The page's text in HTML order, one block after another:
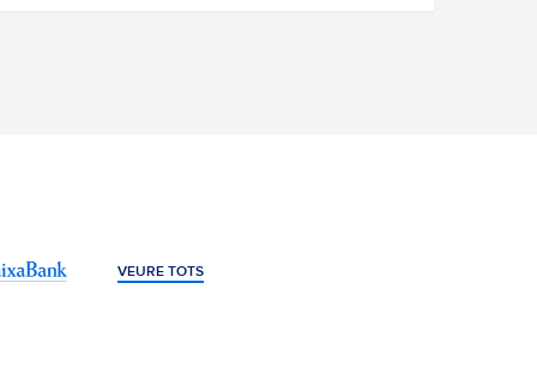
VEURE TOTS